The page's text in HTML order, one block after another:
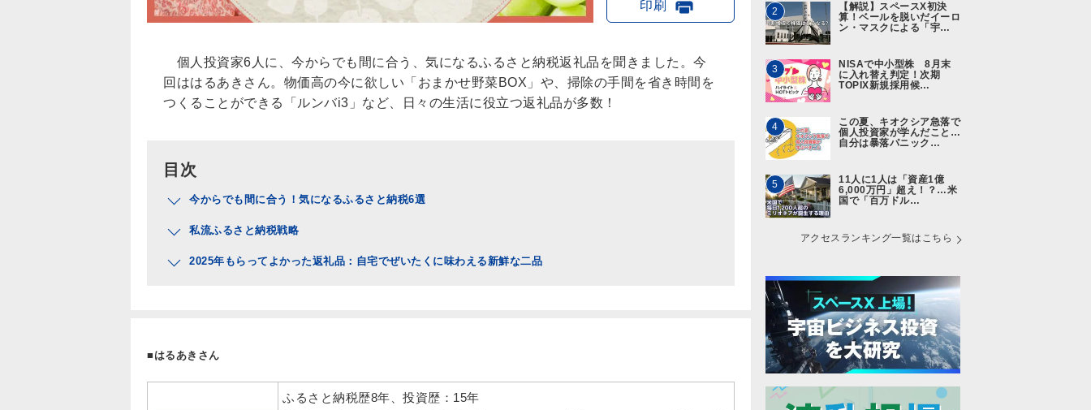
印刷
個人投資家6人に、今からでも間に合う、気になるふるさと納税返礼品を聞きました。今
回ははるあきさん。物価高の今に欲しい「おまかせ野菜BOX」や、掃除の手間を省き時間を
つくることができる「ルンバi3」など、日々の生活に役立つ返礼品が多数！
目次
今からでも間に合う！気になるふるさと納税6選
私流ふるさと納税戦略
2025年もらってよかった返礼品：自宅でぜいたくに味わえる新鮮な二品
■はるあきさん
ふるさと納税歴8年、投資歴：15年
2
【解説】スペースX初決
算！ベールを脱いだイーロ
ン・マスクによる「宇…
3
NISAで中小型株 8月末
に入れ替え判定！次期
TOPIX新規採用候…
4
この夏、キオクシア急落で
個人投資家が学んだこと…
自分は暴落パニック…
5
11人に1人は「資産1億
6,000万円」超え！？…米
国で「百万ドル…
アクセスランキング一覧はこちら